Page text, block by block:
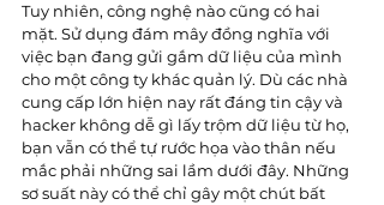
Tuy nhiên, công nghệ nào cũng có hai
mặt. Sử dụng đám mây đồng nghĩa với
việc bạn đang gửi gắm dữ liệu của mình
cho một công ty khác quản lý. Dù các nhà
cung cấp lớn hiện nay rất đáng tin cậy và
hacker không dễ gì lấy trộm dữ liệu từ họ,
bạn vẫn có thể tự rước họa vào thân nếu
mắc phải những sai lầm dưới đây. Những
sơ suất này có thể chỉ gây một chút bất